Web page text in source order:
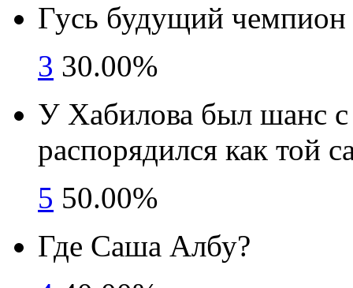
Гусь будущий
3 30.00%
У Хабилова был шанс
распорядился как той
5 50.00%
Где Саша Албу?